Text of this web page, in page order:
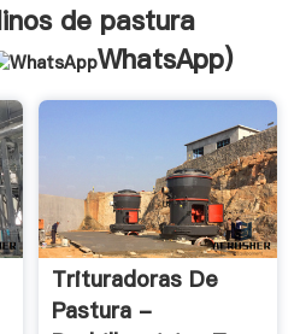
de pastura
WhatsApp)
Trituradoras De
Pastura -